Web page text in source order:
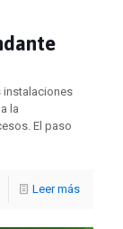
instalaciones
la
El paso
Leer más